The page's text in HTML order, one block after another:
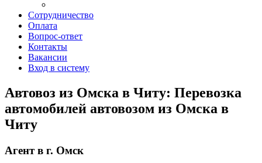
Сотрудничество
Оплата
Вопрос-ответ
Контакты
Вакансии
Вход в систему
Автовоз из Омска в Читу: Перевозка
автомобилей автовозом из Омска в
Читу
Агент в г. Омск